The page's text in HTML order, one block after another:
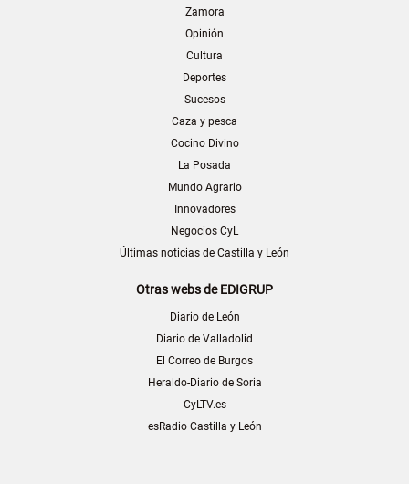
Zamora
Opinión
Cultura
Deportes
Sucesos
Caza y pesca
Cocino Divino
La Posada
Mundo Agrario
Innovadores
Negocios CyL
Últimas noticias de Castilla y León
Otras webs de EDIGRUP
Diario de León
Diario de Valladolid
El Correo de Burgos
Heraldo-Diario de Soria
CyLTV.es
esRadio Castilla y León